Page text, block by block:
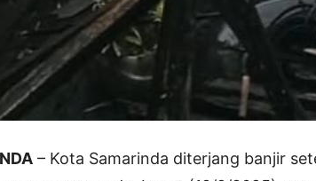
– Kota Samarinda diterjang banjir